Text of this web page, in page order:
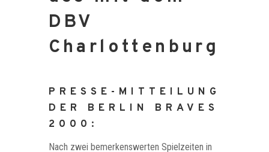
DBV
Charlottenburg
PRESSE-MITTEILUNG
DER BERLIN BRAVES
2000:
Nach zwei bemerkenswerten Spielzeiten in